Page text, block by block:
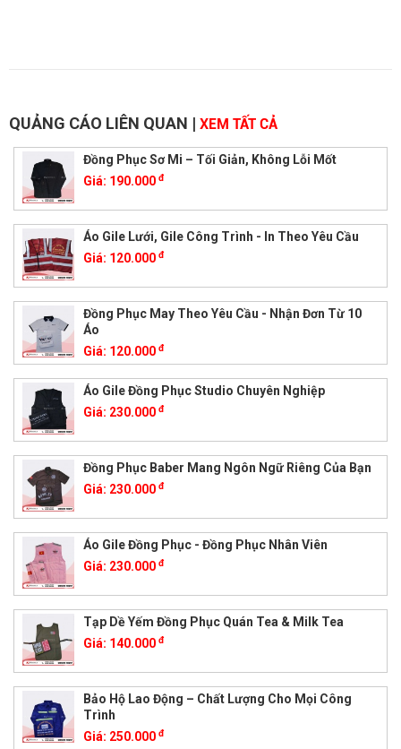
QUẢNG CÁO LIÊN QUAN | XEM TẤT CẢ
Đồng Phục Sơ Mi – Tối Giản, Không Lỗi Mốt
Giá: 190.000 đ
Áo Gile Lưới, Gile Công Trình - In Theo Yêu Cầu
Giá: 120.000 đ
Đồng Phục May Theo Yêu Cầu - Nhận Đơn Từ 10
Áo
Giá: 120.000 đ
Áo Gile Đồng Phục Studio Chuyên Nghiệp
Giá: 230.000 đ
Đồng Phục Baber Mang Ngôn Ngữ Riêng Của Bạn
Giá: 230.000 đ
Áo Gile Đồng Phục - Đồng Phục Nhân Viên
Giá: 230.000 đ
Tạp Dề Yếm Đồng Phục Quán Tea & Milk Tea
Giá: 140.000 đ
Bảo Hộ Lao Động – Chất Lượng Cho Mọi Công
Trình
Giá: 250.000 đ